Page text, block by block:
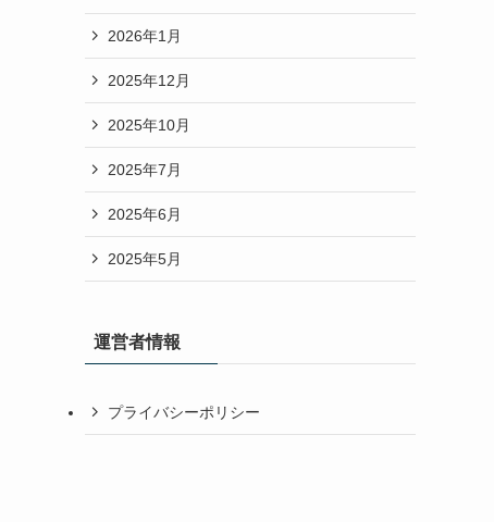
2026年1月
2025年12月
2025年10月
2025年7月
2025年6月
2025年5月
運営者情報
プライバシーポリシー